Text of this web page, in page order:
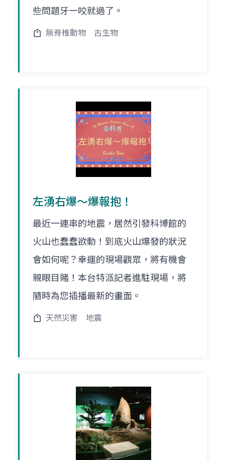
些問題牙一咬就過了。
無脊椎動物 古生物
左湧右爆～爆報抱！
最近一連串的地震，居然引發科博館的
火山也蠢蠢欲動！到底火山爆發的狀況
會如何呢？幸運的現場觀眾，將有機會
親眼目賭！本台特派記者進駐現場，將
隨時為您插播最新的畫面。
天然災害 地震